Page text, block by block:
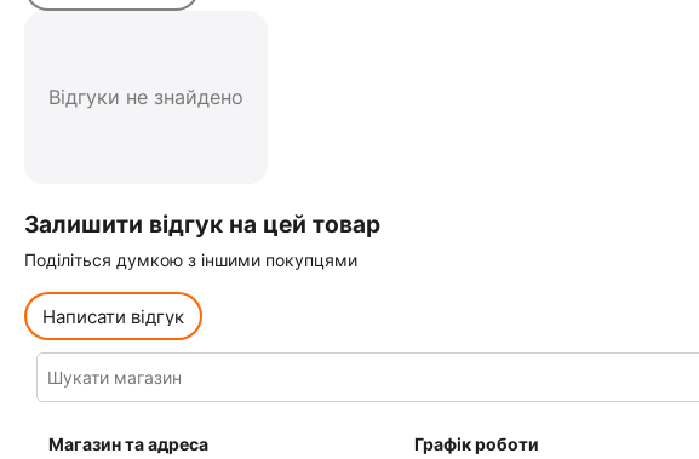
Відгуки не знайдено
Залишити відгук на цей товар
Поділіться думкою з іншими покупцями
Написати відгук
Магазин та адреса Графік роботи